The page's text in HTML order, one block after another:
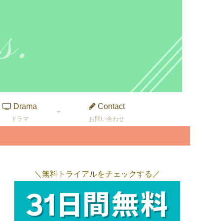
Drama
ドラマ
Contact
お問い合わせ
＼無料トライアルをチェックする／